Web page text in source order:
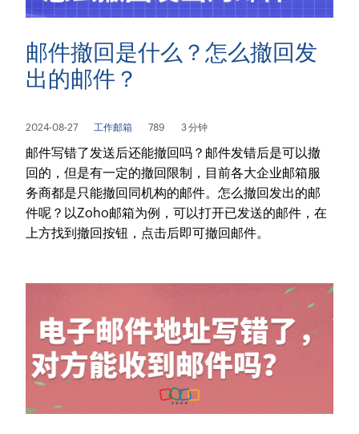
邮件撤回是什么？怎么撤回发
出的邮件？
2024-08-27 工作邮箱 789 3 分钟
邮件写错了发送后还能撤回吗？邮件发错后是可以撤
回的，但是有一定的撤回限制，目前各大企业邮箱服
务商都是只能撤回同机构的邮件。怎么撤回发出的邮
件呢？以Zoho邮箱为例，可以打开已发送的邮件，在
上方找到撤回按钮，点击后即可撤回邮件。